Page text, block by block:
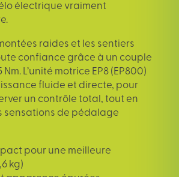
électrique vraiment
raides et les sentiers
confiance grâce à un couple
L’unité motrice EP8 (EP800)
fluide et directe, pour
un contrôle total, tout en
sensations de pédalage
pour une meilleure
kg)